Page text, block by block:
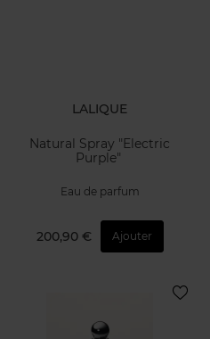
LALIQUE
Natural Spray "Electric
Purple"
Eau de parfum
200,90 € Ajouter